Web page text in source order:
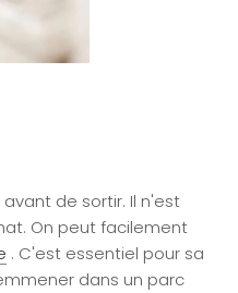
de sortir. Il n'est
On peut facilement
. C'est essentiel pour sa
dans un parc